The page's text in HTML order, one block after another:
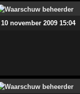
10 november 2009 15:04